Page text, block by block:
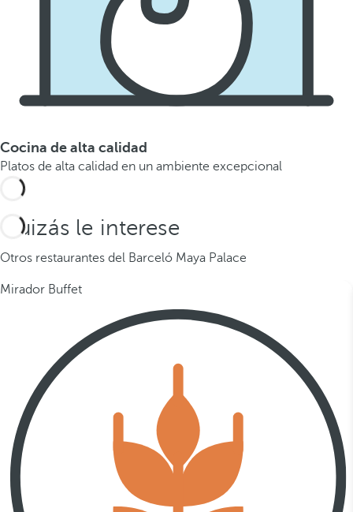
Cocina de alta calidad
Platos de alta calidad en un ambiente excepcional
Quizás le interese
Otros restaurantes del Barceló Maya Palace
Mirador Buffet